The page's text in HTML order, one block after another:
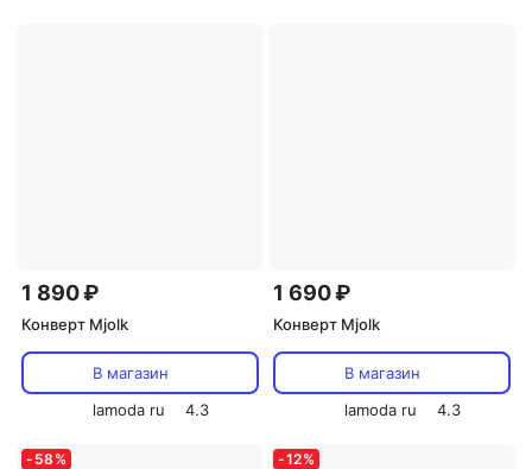
1 890 ₽
Конверт Mjolk
В магазин
lamoda ru
4.3
1 690 ₽
Конверт Mjolk
В магазин
lamoda ru
4.3
- 58 % -12%